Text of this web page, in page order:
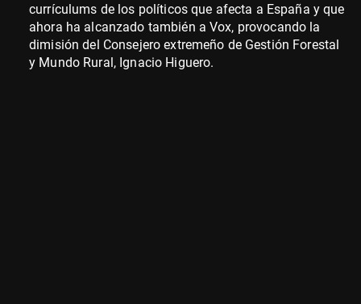
currículums de los políticos que afecta a España y que
ahora ha alcanzado también a Vox, provocando la
dimisión del Consejero extremeño de Gestión Forestal
y Mundo Rural, Ignacio Higuero.